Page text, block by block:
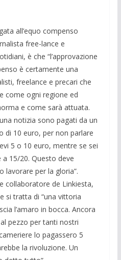
all’equo compenso
free-lance e
è che “l’approvazione
è certamente una
freelance e precari che
come ogni regione ed
e come sarà attuata.
notizia sono pagati da un
di 10 euro, per non parlare
5 o 10 euro, mentre se sei
15/20. Questo deve
lavorare per la gloria”.
collaboratore de Linkiesta,
si tratta di “una vittoria
l’amaro in bocca. Ancora
pezzo per tanti nostri
lo pagassero 5
la rivoluzione. Un